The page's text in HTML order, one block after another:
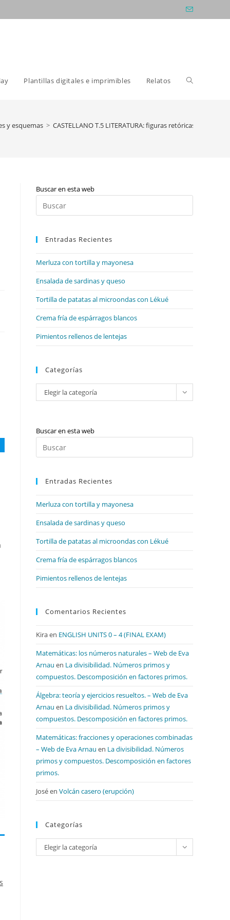
Plantillas digitales e imprimibles Relatos Alternar
la
y esquemas > CASTELLANO T.5 LITERATURA: figuras retóricas, el
Buscar en esta web
Escape
Entradas Recientes
Merluza con tortilla y mayonesa
Ensalada de sardinas y queso
Tortilla de patatas al microondas con Lékué
Crema fría de espárragos blancos
Pimientos rellenos de lentejas
Categorías
Categorías
Elegir la categoría
Buscar en esta web
Escape
Entradas Recientes
Merluza con tortilla y mayonesa
Ensalada de sardinas y queso
Tortilla de patatas al microondas con Lékué
Crema fría de espárragos blancos
Pimientos rellenos de lentejas
Comentarios Recientes
Kiraen ENGLISH UNITS 0 – 4 (FINAL EXAM)
Matemáticas: los números naturales – Web de Eva
Arnau en La divisibilidad. Números primos y
compuestos. Descomposición en factores primos.
Álgebra: teoría y ejercicios resueltos. – Web de Eva
Arnau en La divisibilidad. Números primos y
compuestos. Descomposición en factores primos.
Matemáticas: fracciones y operaciones combinadas
– Web de Eva Arnau en La divisibilidad. Números
primos y compuestos. Descomposición en factores
primos.
Joséen Volcán casero (erupción)
Categorías
Categorías
Elegir la categoría